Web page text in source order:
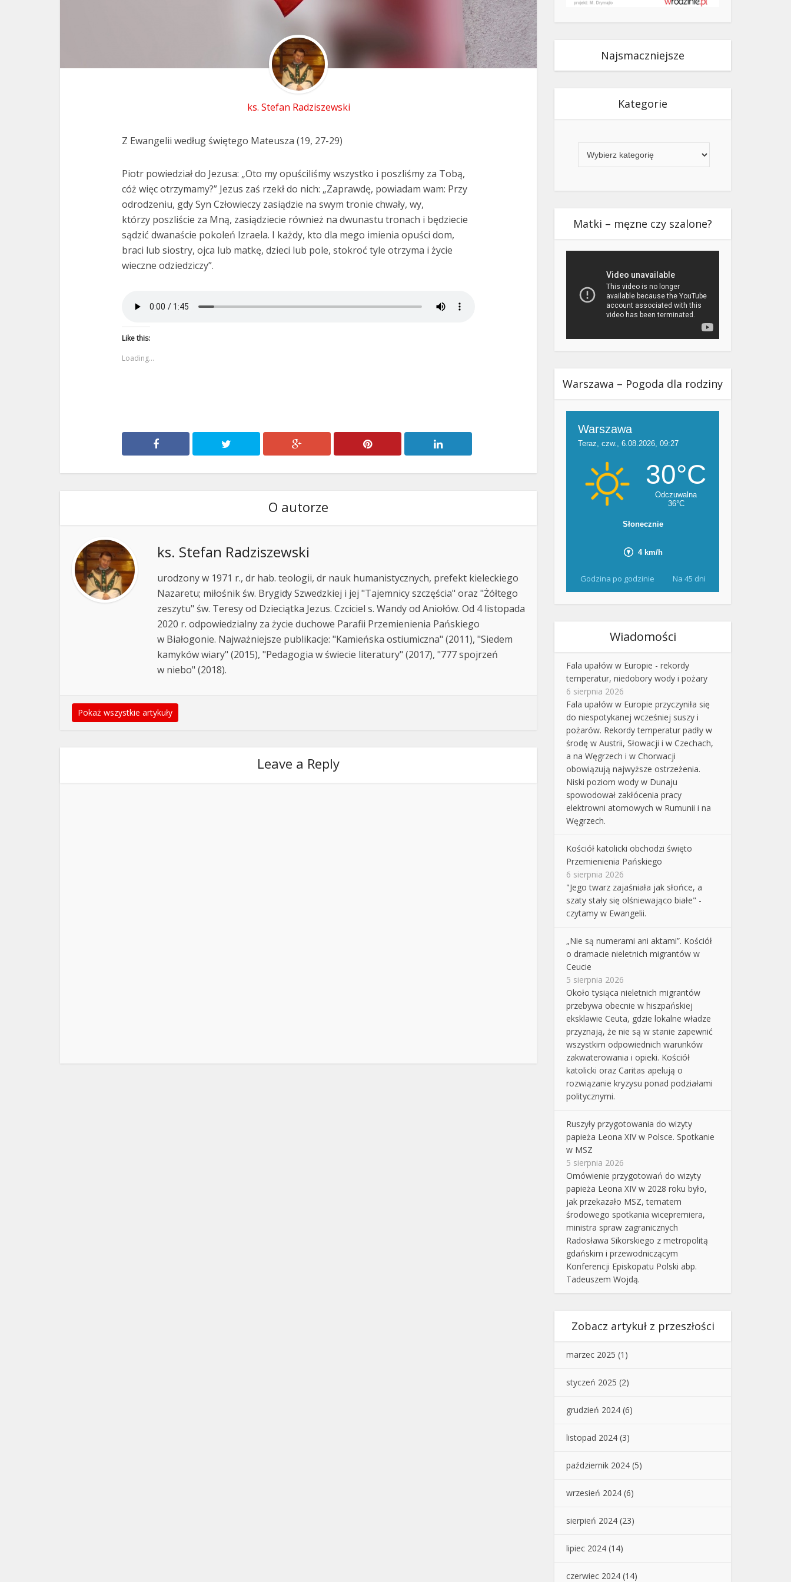
ks. Stefan Radziszewski
Z Ewangelii według świętego Mateusza (19, 27-29)
Piotr powiedział do Jezusa: „Oto my opuściliśmy wszystko i poszliśmy za Tobą,
cóż więc otrzymamy?” Jezus zaś rzekł do nich: „Zaprawdę, powiadam wam: Przy
odrodzeniu, gdy Syn Człowieczy zasiądzie na swym tronie chwały, wy,
którzy poszliście za Mną, zasiądziecie również na dwunastu tronach i będziecie
sądzić dwanaście pokoleń Izraela. I każdy, kto dla mego imienia opuści dom,
braci lub siostry, ojca lub matkę, dzieci lub pole, stokroć tyle otrzyma i życie
wieczne odziedziczy”.
Like this:
Loading...
O autorze
ks. Stefan Radziszewski
urodzony w 1971 r., dr hab. teologii, dr nauk humanistycznych, prefekt kieleckiego
Nazaretu; miłośnik św. Brygidy Szwedzkiej i jej "Tajemnicy szczęścia" oraz "Żółtego
zeszytu" św. Teresy od Dzieciątka Jezus. Czciciel s. Wandy od Aniołów. Od 4 listopada
2020 r. odpowiedzialny za życie duchowe Parafii Przemienienia Pańskiego
w Białogonie. Najważniejsze publikacje: "Kamieńska ostiumiczna" (2011), "Siedem
kamyków wiary" (2015), "Pedagogia w świecie literatury" (2017), "777 spojrzeń
w niebo" (2018).
Pokaż wszystkie artykuły
Leave a Reply
Najsmaczniejsze
Kategorie
Matki – męzne czy szalone?
Warszawa – Pogoda dla rodziny
Godzina po godzinie Na 45 dni
Wiadomości
Fala upałów w Europie - rekordy
temperatur, niedobory wody i pożary
6 sierpnia 2026
Fala upałów w Europie przyczyniła się
do niespotykanej wcześniej suszy i
pożarów. Rekordy temperatur padły w
środę w Austrii, Słowacji i w Czechach,
a na Węgrzech i w Chorwacji
obowiązują najwyższe ostrzeżenia.
Niski poziom wody w Dunaju
spowodował zakłócenia pracy
elektrowni atomowych w Rumunii i na
Węgrzech.
Kościół katolicki obchodzi święto
Przemienienia Pańskiego
6 sierpnia 2026
"Jego twarz zajaśniała jak słońce, a
szaty stały się olśniewająco białe" -
czytamy w Ewangelii.
„Nie są numerami ani aktami”. Kościół
o dramacie nieletnich migrantów w
Ceucie
5 sierpnia 2026
Około tysiąca nieletnich migrantów
przebywa obecnie w hiszpańskiej
eksklawie Ceuta, gdzie lokalne władze
przyznają, że nie są w stanie zapewnić
wszystkim odpowiednich warunków
zakwaterowania i opieki. Kościół
katolicki oraz Caritas apelują o
rozwiązanie kryzysu ponad podziałami
politycznymi.
Ruszyły przygotowania do wizyty
papieża Leona XIV w Polsce. Spotkanie
w MSZ
5 sierpnia 2026
Omówienie przygotowań do wizyty
papieża Leona XIV w 2028 roku było,
jak przekazało MSZ, tematem
środowego spotkania wicepremiera,
ministra spraw zagranicznych
Radosława Sikorskiego z metropolitą
gdańskim i przewodniczącym
Konferencji Episkopatu Polski abp.
Tadeuszem Wojdą.
Zobacz artykuł z przeszłości
marzec 2025 (1)
styczeń 2025 (2)
grudzień 2024 (6)
listopad 2024 (3)
październik 2024 (5)
wrzesień 2024 (6)
sierpień 2024 (23)
lipiec 2024 (14)
czerwiec 2024 (14)